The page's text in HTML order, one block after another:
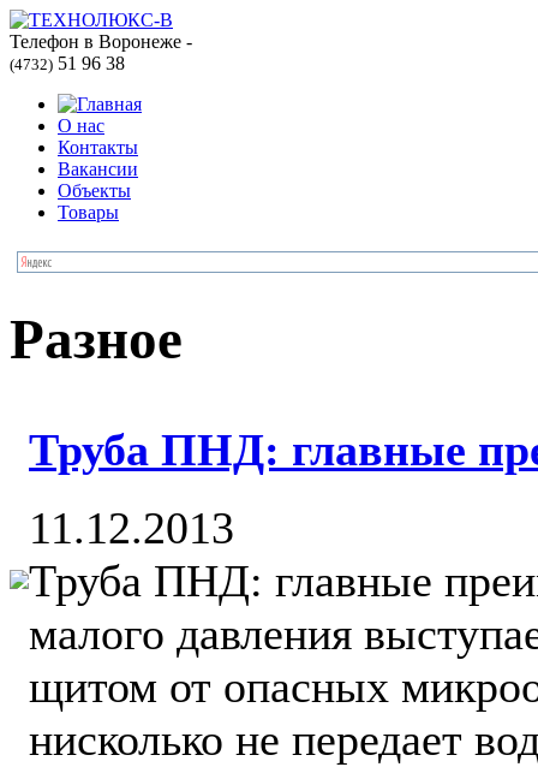
Телефон в Воронеже -
(4732) 51 96 38
О нас
Контакты
Вакансии
Объекты
Товары
Разное
Труба ПНД: главные
11.12.2013
Труба ПНД: главные
малого давления
щитом от опасных
нисколько не передает